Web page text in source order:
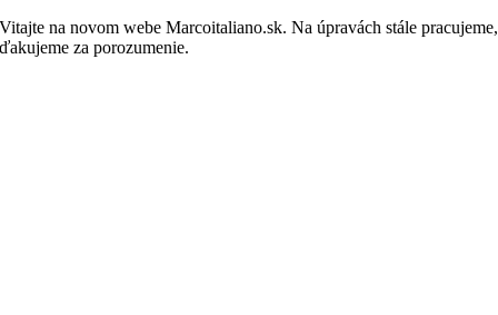
Skip
to
Vitajte na novom webe Marcoitaliano.sk. Na úpravách stále pracujeme,
ďakujeme za porozumenie.